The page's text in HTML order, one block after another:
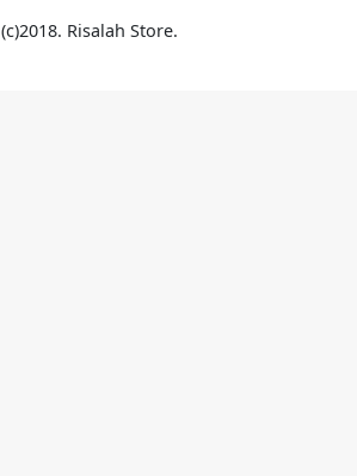
(c)2018. Risalah Store.